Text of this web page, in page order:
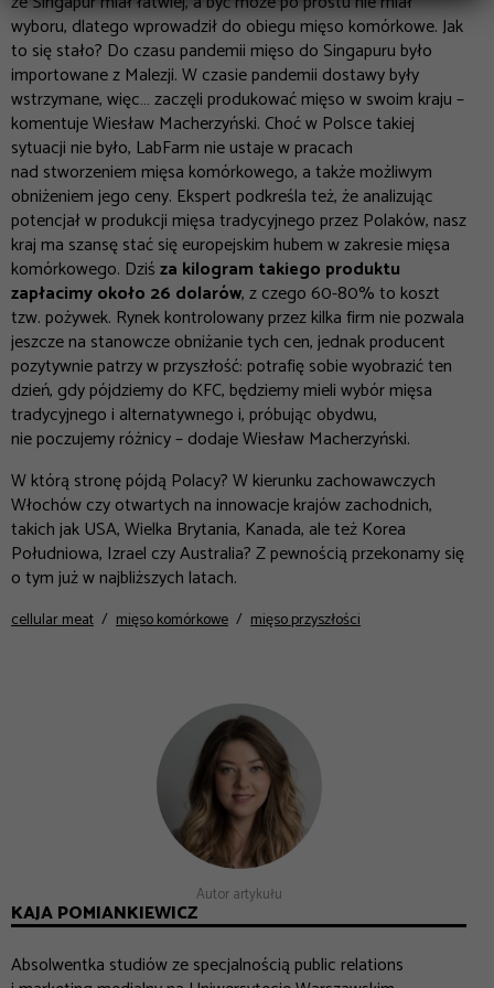
wyboru, dlatego wprowadził do obiegu mięso komórkowe. Jak
to się stało? Do czasu pandemii mięso do Singapuru było
importowane z Malezji. W czasie pandemii dostawy były
wstrzymane, więc… zaczęli produkować mięso w swoim kraju–
komentuje Wiesław Macherzyński. Choć w Polsce takiej
sytuacji nie było, LabFarm nie ustaje w pracach
nad stworzeniem mięsa komórkowego, a także możliwym
obniżeniem jego ceny. Ekspert podkreśla też, że analizując
potencjał w produkcji mięsa tradycyjnego przez Polaków, nasz
kraj ma szansę stać się europejskim hubem w zakresie mięsa
komórkowego. Dziśza kilogram takiego produktu
zapłacimy około 26 dolarów, z czego 60-80% to koszt
tzw. pożywek. Rynek kontrolowany przez kilka firm nie pozwala
jeszcze na stanowcze obniżanie tych cen, jednak producent
pozytywnie patrzy w przyszłość:potrafię sobie wyobrazić ten
dzień, gdy pójdziemy do KFC, będziemy mieli wybór mięsa
tradycyjnego i alternatywnego i, próbując obydwu,
nie poczujemy różnicy– dodaje Wiesław Macherzyński.
W którą stronę pójdą Polacy? W kierunku zachowawczych
Włochów czy otwartych na innowacje krajów zachodnich,
takich jak USA, Wielka Brytania, Kanada, ale też Korea
Południowa, Izrael czy Australia? Z pewnością przekonamy się
o tym już w najbliższych latach.
cellular meat mięso komórkowe mięso przyszłości
Autor artykułu
KAJA POMIANKIEWICZ
Absolwentka studiów ze specjalnością public relations